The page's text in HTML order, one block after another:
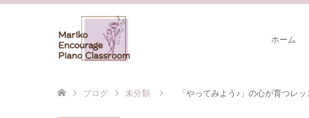
ホーム
ブログ 未分類 「やってみよう♪」の心が育つレ